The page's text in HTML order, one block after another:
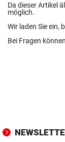
Da dieser Artikel
möglich.
Wir laden Sie ein,
Bei Fragen